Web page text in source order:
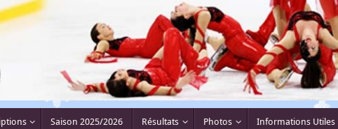
Saison 2025/2026 Résultats Photos Informations Utiles